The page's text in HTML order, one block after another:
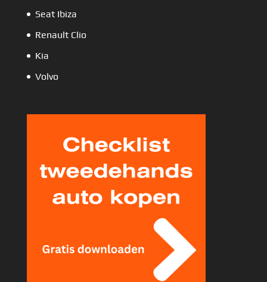
Seat Ibiza
Renault Clio
Kia
Volvo